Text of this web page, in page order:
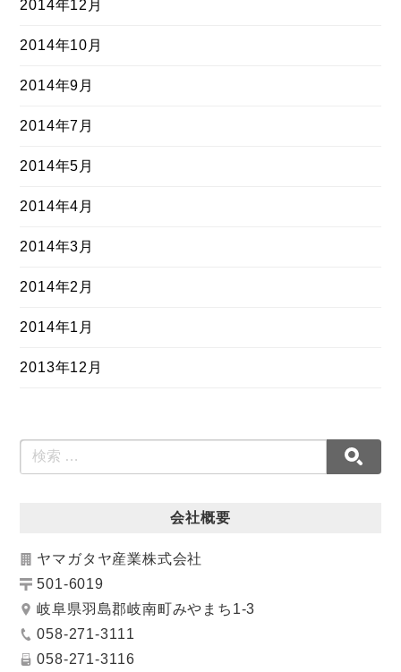
2014年12月
2014年10月
2014年9月
2014年7月
2014年5月
2014年4月
2014年3月
2014年2月
2014年1月
2013年12月
会社概要
ヤマガタヤ産業株式会社
501-6019
岐阜県羽島郡岐南町みやまち1-3
058-271-3111
058-271-3116